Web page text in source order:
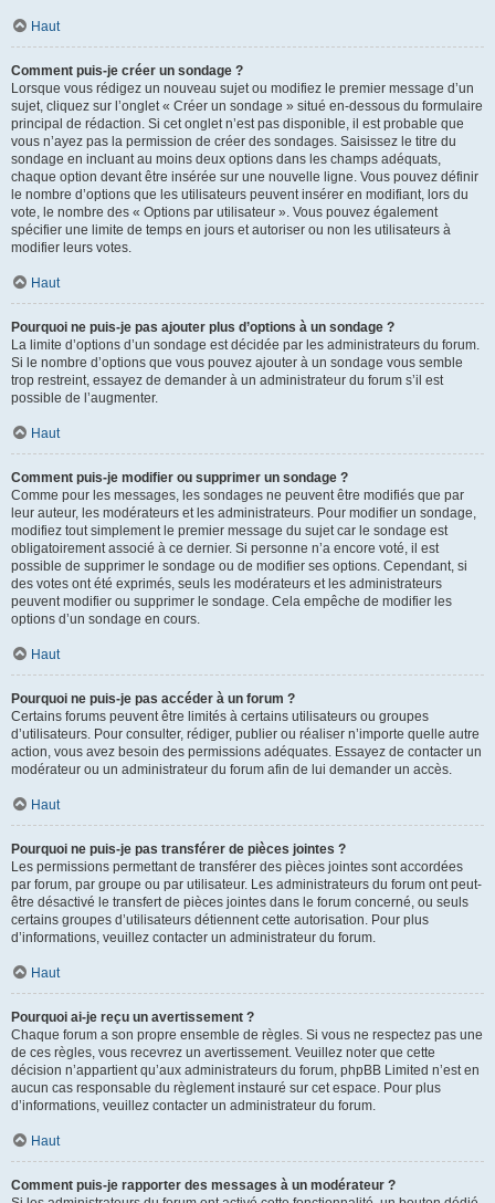
Haut
Comment puis-je créer un sondage ?
Lorsque vous rédigez un nouveau sujet ou modifiez le premier message d’un
sujet, cliquez sur l’onglet « Créer un sondage » situé en-dessous du formulaire
principal de rédaction. Si cet onglet n’est pas disponible, il est probable que
vous n’ayez pas la permission de créer des sondages. Saisissez le titre du
sondage en incluant au moins deux options dans les champs adéquats,
chaque option devant être insérée sur une nouvelle ligne. Vous pouvez définir
le nombre d’options que les utilisateurs peuvent insérer en modifiant, lors du
vote, le nombre des « Options par utilisateur ». Vous pouvez également
spécifier une limite de temps en jours et autoriser ou non les utilisateurs à
modifier leurs votes.
Haut
Pourquoi ne puis-je pas ajouter plus d’options à un sondage ?
La limite d’options d’un sondage est décidée par les administrateurs du forum.
Si le nombre d’options que vous pouvez ajouter à un sondage vous semble
trop restreint, essayez de demander à un administrateur du forum s’il est
possible de l’augmenter.
Haut
Comment puis-je modifier ou supprimer un sondage ?
Comme pour les messages, les sondages ne peuvent être modifiés que par
leur auteur, les modérateurs et les administrateurs. Pour modifier un sondage,
modifiez tout simplement le premier message du sujet car le sondage est
obligatoirement associé à ce dernier. Si personne n’a encore voté, il est
possible de supprimer le sondage ou de modifier ses options. Cependant, si
des votes ont été exprimés, seuls les modérateurs et les administrateurs
peuvent modifier ou supprimer le sondage. Cela empêche de modifier les
options d’un sondage en cours.
Haut
Pourquoi ne puis-je pas accéder à un forum ?
Certains forums peuvent être limités à certains utilisateurs ou groupes
d’utilisateurs. Pour consulter, rédiger, publier ou réaliser n’importe quelle autre
action, vous avez besoin des permissions adéquates. Essayez de contacter un
modérateur ou un administrateur du forum afin de lui demander un accès.
Haut
Pourquoi ne puis-je pas transférer de pièces jointes ?
Les permissions permettant de transférer des pièces jointes sont accordées
par forum, par groupe ou par utilisateur. Les administrateurs du forum ont peut-
être désactivé le transfert de pièces jointes dans le forum concerné, ou seuls
certains groupes d’utilisateurs détiennent cette autorisation. Pour plus
d’informations, veuillez contacter un administrateur du forum.
Haut
Pourquoi ai-je reçu un avertissement ?
Chaque forum a son propre ensemble de règles. Si vous ne respectez pas une
de ces règles, vous recevrez un avertissement. Veuillez noter que cette
décision n’appartient qu’aux administrateurs du forum, phpBB Limited n’est en
aucun cas responsable du règlement instauré sur cet espace. Pour plus
d’informations, veuillez contacter un administrateur du forum.
Haut
Comment puis-je rapporter des messages à un modérateur ?